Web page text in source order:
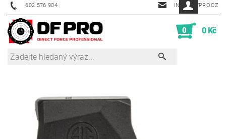
602 576 904 INFO@DFPRO.CZ
0 0 Kč